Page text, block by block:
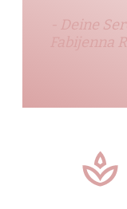
- Deine
Fabijenna